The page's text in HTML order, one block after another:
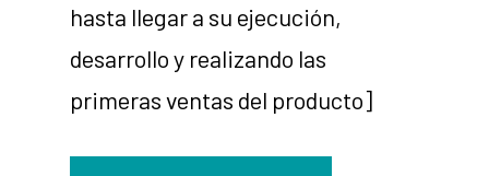
hasta llegar a su ejecución,
desarrollo y realizando las
primeras ventas del producto]